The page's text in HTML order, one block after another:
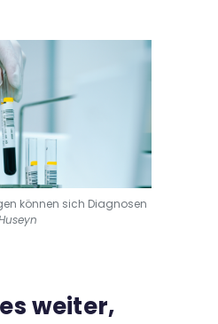
können sich Diagnosen
weiter,